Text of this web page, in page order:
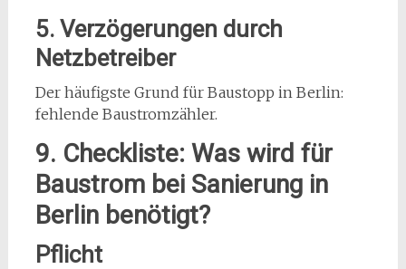
5. Verzögerungen durch
Netzbetreiber
Der häufigste Grund für Baustopp in Berlin:
fehlende Baustromzähler.
9. Checkliste: Was wird für
Baustrom bei Sanierung in
Berlin benötigt?
Pflicht